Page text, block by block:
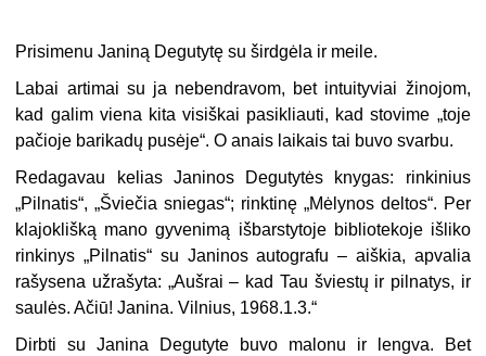
Prisimenu Janiną Degutytę su širdgėla ir meile.
Labai artimai su ja nebendravom, bet intuityviai žinojom,
kad galim viena kita visiškai pasikliauti, kad stovime „toje
pačioje barikadų pusė­je“. O anais laikais tai buvo svarbu.
Redagavau kelias Janinos Degutytės knygas: rinkinius
„Pilnatis“, „Šviečia sniegas“; rinktinę „Mėlynos deltos“. Per
klajoklišką mano gyve­nimą išbarstytoje bibliotekoje išliko
rinkinys „Pilnatis“ su Janinos autografu – aiškia, apvalia
rašysena užrašyta: „Aušrai – kad Tau švies­tų ir pilnatys, ir
saulės. Ačiū! Janina. Vilnius, 1968.1.3.“
Dirbti su Janina Degutyte buvo malonu ir lengva. Bet